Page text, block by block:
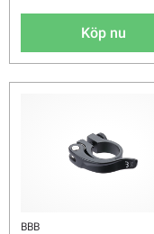
Köp nu
BBB